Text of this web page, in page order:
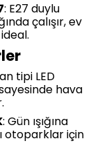
: E27 duylu
çalışır, ev
tipi LED
hava
: Gün ışığına
otoparklar için